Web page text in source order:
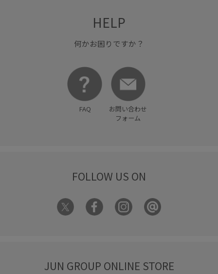
HELP
何かお困りですか？
FAQ
お問い合わせ
フォーム
FOLLOW US ON
JUN GROUP ONLINE STORE